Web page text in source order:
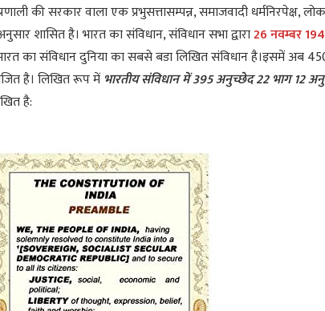
की सरकार वाला एक प्रभुसत्तासम्पन्न, समाजवादी धर्मनिरपेक्ष,
शासित है। भारत का संविधान, संविधान सभा द्वारा26 नवम्बर
का संविधान दुनिया का सबसे बडा लिखित संविधान है।इसमें अब
है। लिखित रूप में भारतीय संविधान में 395 अनुच्छेद 22 भाग 12
है: